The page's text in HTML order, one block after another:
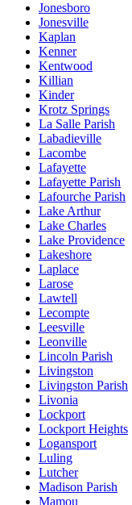
Jonesboro
Jonesville
Kaplan
Kenner
Kentwood
Killian
Kinder
Krotz Springs
La Salle Parish
Labadieville
Lacombe
Lafayette
Lafayette Parish
Lafourche Parish
Lake Arthur
Lake Charles
Lake Providence
Lakeshore
Laplace
Larose
Lawtell
Lecompte
Leesville
Leonville
Lincoln Parish
Livingston
Livingston Parish
Livonia
Lockport
Lockport Heights
Logansport
Luling
Lutcher
Madison Parish
Mamou